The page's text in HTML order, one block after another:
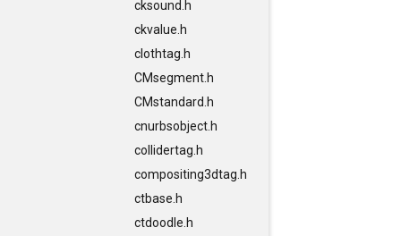
cksound.h
ckvalue.h
clothtag.h
CMsegment.h
CMstandard.h
cnurbsobject.h
collidertag.h
compositing3dtag.h
ctbase.h
ctdoodle.h